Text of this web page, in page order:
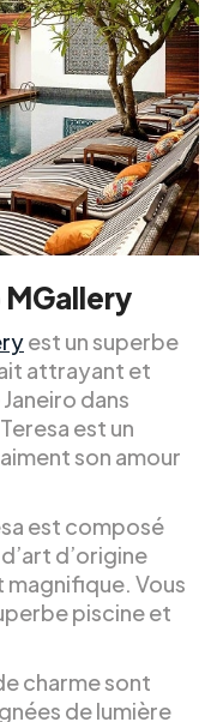
MGallery
est un superbe
attrayant et
dans
est un
son amour
est composé
d’origine
Vous
piscine et
charme sont
de lumière